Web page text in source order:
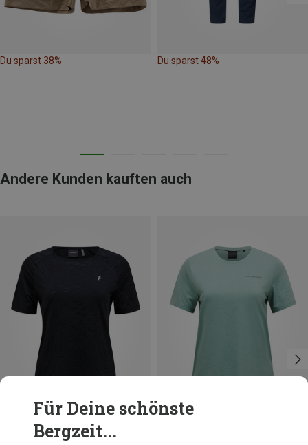
Du sparst 38% Du sparst 48%
Andere Kunden kauften auch
S M L
Für Deine schönste
Bergzeit...